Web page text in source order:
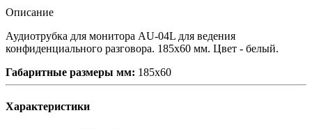
Описание
Аудиотрубка для монитора AU-04L для ведения
конфиденциального разговора. 185х60 мм. Цвет - белый.
Габаритные размеры мм: 185х60
Характеристики